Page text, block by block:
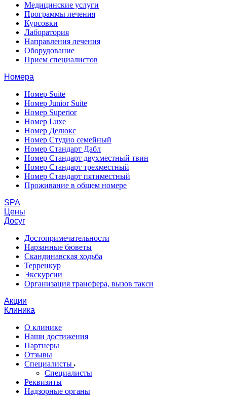
Медицинские услуги
Программы лечения
Курсовки
Лаборатория
Направления лечения
Оборудование
Прием специалистов
Номера
Номер Suite
Номер Junior Suite
Номер Superior
Номер Luxe
Номер Делюкс
Номер Студио семейный
Номер Стандарт Дабл
Номер Стандарт двухместный твин
Номер Стандарт трехместный
Номер Стандарт пятиместный
Проживание в общем номере
SPA
Цены
Досуг
Достопримечательности
Нарзанные бюветы
Скандинавская ходьба
Терренкур
Экскурсии
Организация трансфера, вызов такси
Акции
Клиника
О клинике
Наши достижения
Партнеры
Отзывы
Специалисты
Специалисты
Реквизиты
Надзорные органы